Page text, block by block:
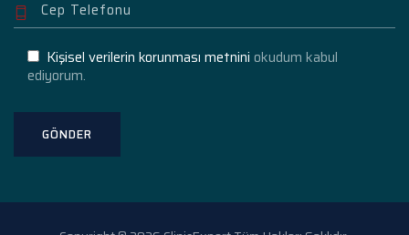
Kişisel verilerin korunması metnini okudum kabul
ediyorum.